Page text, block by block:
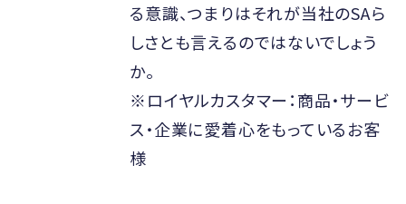
る意識、つまりはそれが当社のSAら
しさとも言えるのではないでしょう
か。
※ロイヤルカスタマー：商品・サービ
ス・企業に愛着心をもっているお客
様